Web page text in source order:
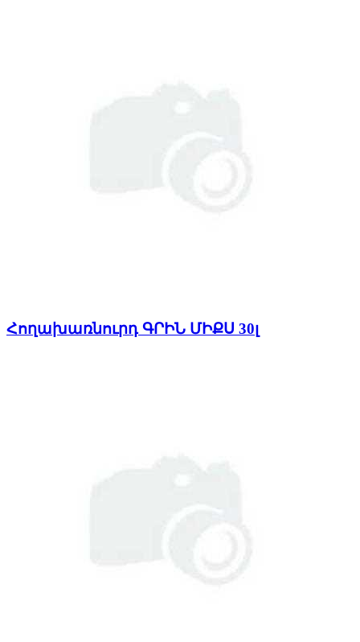
Հողախառնուրդ ԳՐԻՆ ՄԻՔՍ 30լ